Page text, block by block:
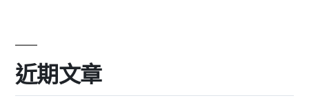
近期文章